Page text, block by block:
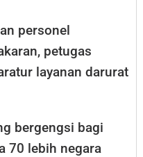
personel
petugas
layanan darurat
bergengsi bagi
70 lebih negara